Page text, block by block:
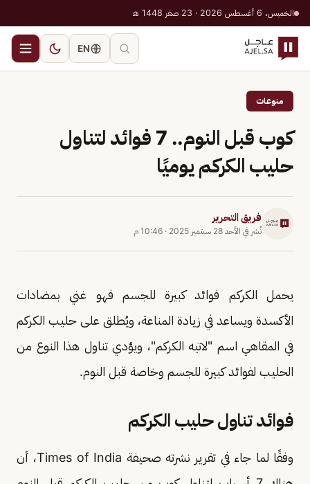
الخميس، 6 أغسطس 2026 · 23 صفر 1448 هـ
EN
منوعات
كوب قبل النوم.. 7 فوائد لتناول
حليب الكركم يوميًا
فريق التحرير
نُشر في الأحد 28 سبتمبر 2025 · 10:46 م
يحمل الكركم فوائد كبيرة للجسم فهو غني بمضادات
الأكسدة ويساعد في زيادة المناعة، ويُطلق على حليب الكركم
في المقاهي اسم "لاتيه الكركم"، ويؤدي تناول هذا النوع من
الحليب لفوائد كبيرة للجسم وخاصة قبل النوم.
فوائد تناول حليب الكركم
وفقًا لما جاء في تقرير نشرته صحيفة Times of India، أن